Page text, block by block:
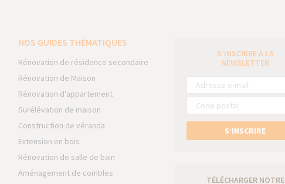
NOS GUIDES THÉMATIQUES
Rénovation de résidence secondaire
Rénovation de Maison
Rénovation d'appartement
Surélévation de maison
Construction de véranda
Extension en bois
Rénovation de salle de bain
Aménagement de combles
S’INSCRIRE À LA
NEWSLETTER
S’INSCRIRE
TÉLÉCHARGER NOTRE